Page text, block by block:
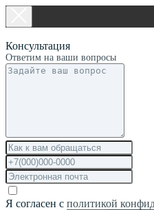
Консультация
Ответим на ваши вопросы
Я согласен с политикой